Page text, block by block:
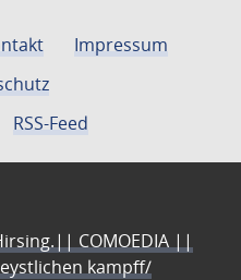
Impressum
RSS-Feed
COMOEDIA ||
kampff/